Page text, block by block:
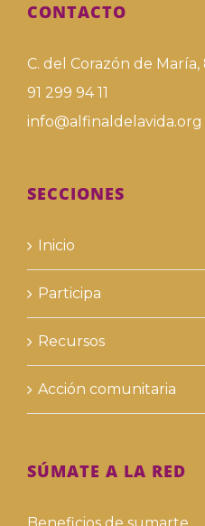
CONTACTO
C. del Corazón de
91 299 94 11
info@alfinaldelavida.org
SECCIONES
Inicio
Participa
Recursos
Acción comunitaria
SÚMATE A LA RED